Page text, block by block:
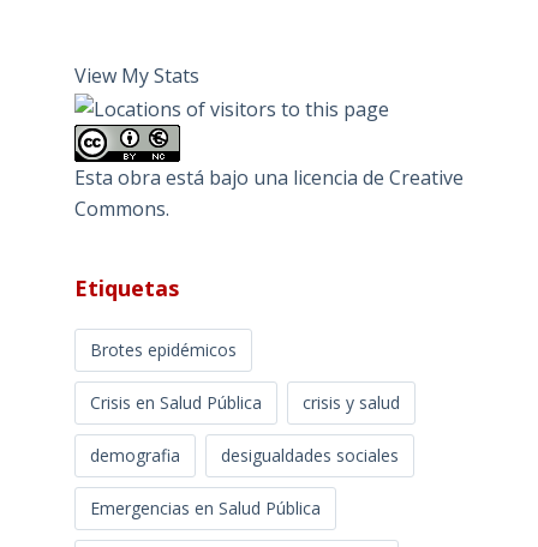
View My Stats
Esta obra está bajo una licencia de Creative
Commons.
Etiquetas
Brotes epidémicos
Crisis en Salud Pública crisis y salud
demografia desigualdades sociales
Emergencias en Salud Pública